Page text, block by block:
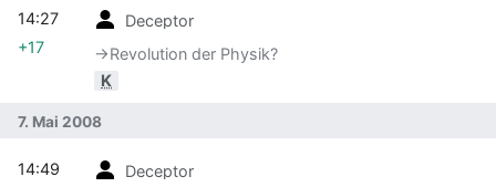
Deceptor
→‎Revolution der Physik?
K
14:27
+17
7. Mai 2008
Deceptor
14:49